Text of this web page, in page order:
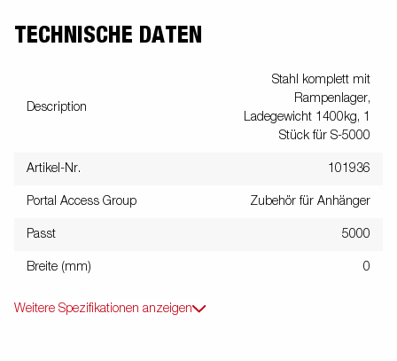
TECHNISCHE DATEN
Description
Stahl komplett mit
Rampenlager,
Ladegewicht 1400kg, 1
Stück für S-5000
Artikel-Nr. 101936
Portal Access Group Zubehör für Anhänger
Passt 5000
Breite (mm) 0
Weitere Spezifikationen anzeigen